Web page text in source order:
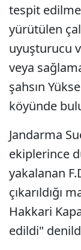
tespit
yürütülen
uyuşturucu
veya
şahsın
köyünde
Jandarma
ekiplerince
yakalanan
çıkarıldığı
Hakkari
edildi"